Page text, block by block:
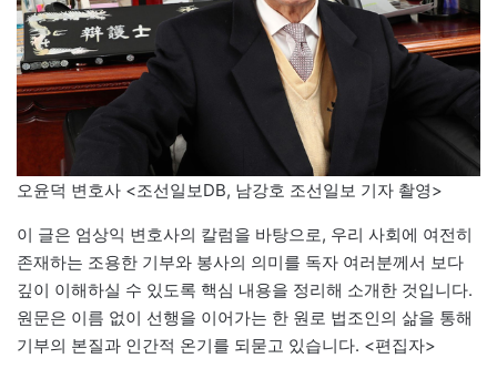
오윤덕 변호사 <조선일보DB, 남강호 조선일보 기자 촬영>
이 글은 엄상익 변호사의 칼럼을 바탕으로, 우리 사회에 여전히
존재하는 조용한 기부와 봉사의 의미를 독자 여러분께서 보다
깊이 이해하실 수 있도록 핵심 내용을 정리해 소개한 것입니다.
원문은 이름 없이 선행을 이어가는 한 원로 법조인의 삶을 통해
기부의 본질과 인간적 온기를 되묻고 있습니다. <편집자>